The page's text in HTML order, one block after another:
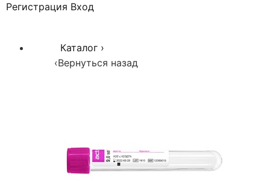
Регистрация Вход
Каталог ›
‹Вернуться назад